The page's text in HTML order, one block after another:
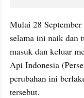
Mulai 28
selama ini naik dan
masuk dan keluar
Api Indonesia
perubahan ini
tersebut.